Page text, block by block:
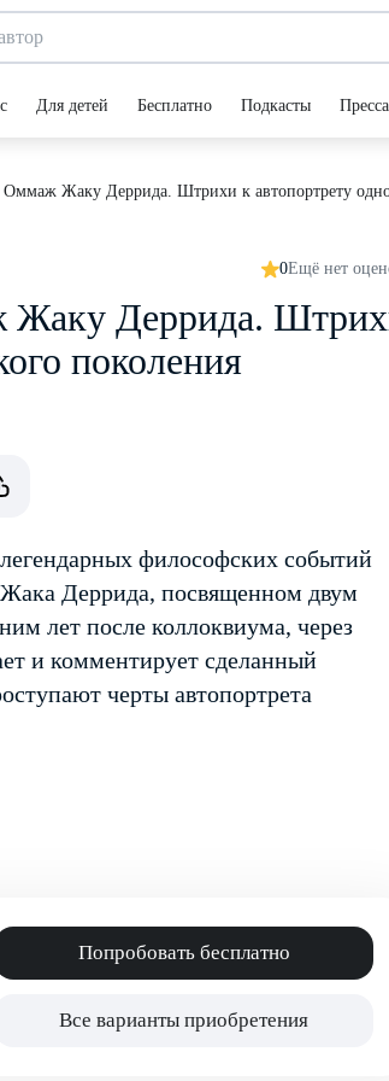
Для детей Бесплатно Подкасты Пресса
Жаку Деррида. Штрихи к автопортрету
0Ещё нет
Жаку Деррида.
поколения
философских событий
Деррида, посвященном двум
лет после коллоквиума, через
и комментирует сделанный
черты автопортрета
Попробовать бесплатно
Все варианты приобретения